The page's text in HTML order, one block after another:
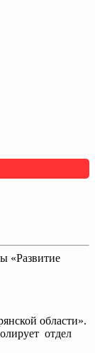
«Развитие
области».
отдел